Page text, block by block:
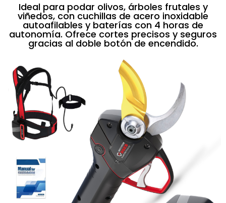
Ideal para podar olivos, árboles frutales y
viñedos, con cuchillas de acero inoxidable
autoafilables y baterías con 4 horas de
autonomía. Ofrece cortes precisos y seguros
gracias al doble botón de encendido.